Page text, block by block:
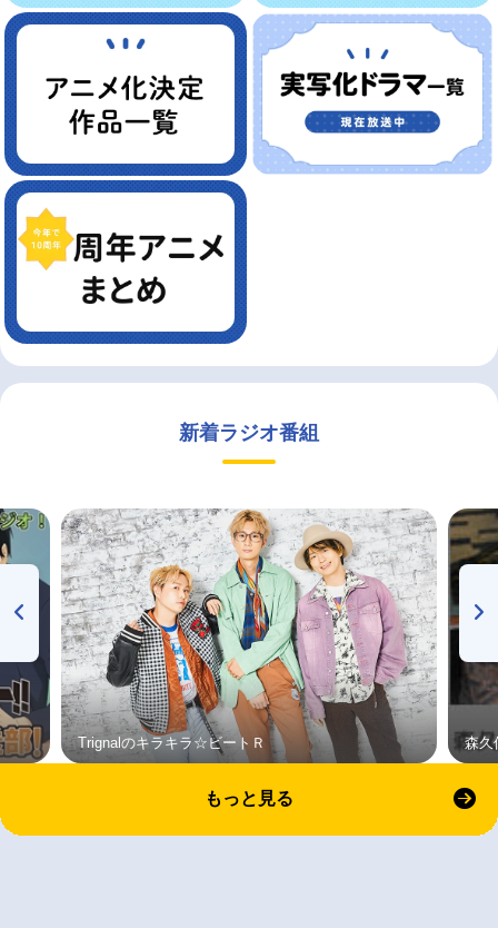
新着ラジオ番組
Trignalのキラキラ☆ビートＲ 森久
もっと見る